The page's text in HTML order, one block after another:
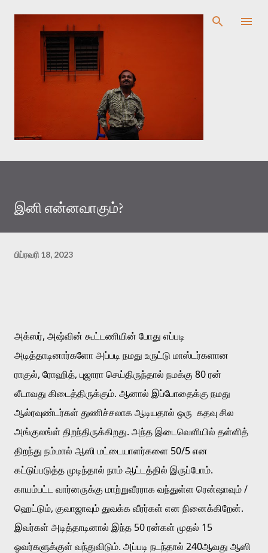
முதன்மை உள்ளடக்கத்திற்குச் செல்
இனி என்னவாகும்?
பிப்ரவரி 18, 2023
அக்ஸர், அஷ்வின் கூட்டணியின் போது எப்படி
அடித்தாடினார்களோ அப்படி நமது உருட்டு மாஸ்டர்களான
ராகுல், ரோஹித், புஜாரா செய்திருந்தால் நமக்கு 80 ரன்
லீடாவது கிடைத்திருக்கும். ஆனால் இப்போதைக்கு நமது
ஆல்ரவுண்டர்கள் துணிச்சலாக ஆடியதால் ஒரு  கதவு சில
அங்குலங்ள் திறந்திருக்கிறது. அந்த இடைவெளியில் தள்ளித்
திறந்து நம்மால் ஆஸி மட்டையாளர்களை 50/5 என
கட்டுப்படுத்த முடிந்தால் நாம் ஆட்டத்தில் இருப்போம்.
காயம்பட்ட வார்னருக்கு மாற்றுவீரராக வந்துள்ள ரென்ஷாவும் /
ஹெட்டும், குவாஜாவும் துவக்க வீரர்கள் என நினைக்கிறேன்.
இவர்கள் அடித்தாடினால் இந்த 50 ரன்கள் முதல் 15
ஓவர்களுக்குள் வந்துவிடும். அப்படி நடந்தால் 240ஆவது ஆஸி